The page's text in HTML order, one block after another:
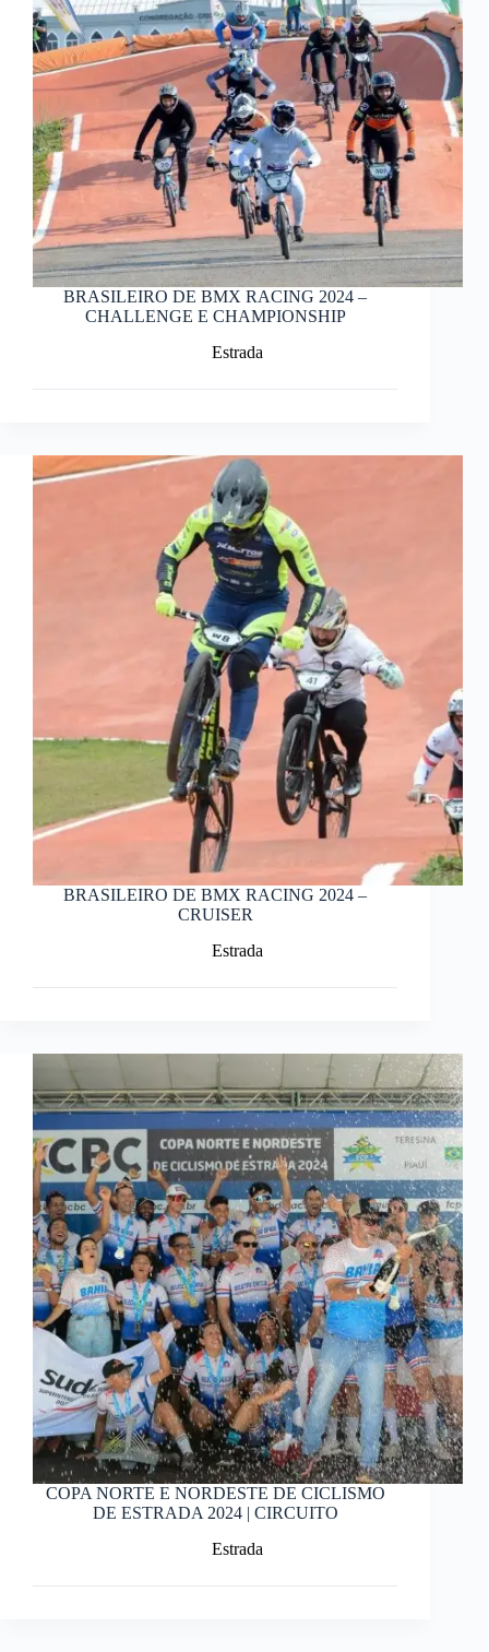
BRASILEIRO DE BMX RACING 2024 –
CHALLENGE E CHAMPIONSHIP
Estrada
BRASILEIRO DE BMX RACING 2024 –
CRUISER
Estrada
COPA NORTE E NORDESTE DE CICLISMO
DE ESTRADA 2024 | CIRCUITO
Estrada